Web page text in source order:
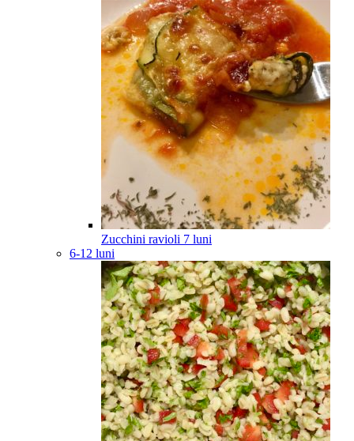
Zucchini ravioli 7 luni
6-12 luni